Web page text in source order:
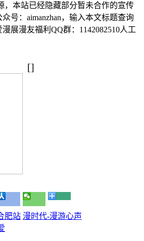
，本站已经隐藏部分暂未合作的宣传
号：aimanzhan，输入本文标题查询
展漫友福利QQ群：1142082510人工
[]
肥站 漫时代-漫游心声